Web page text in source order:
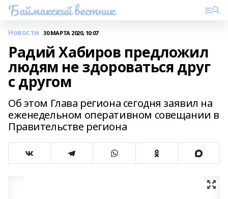
Баймакский вестник
Новости 30 МАРТА 2020, 10:07
Радий Хабиров предложил
людям не здороваться друг
с другом
Об этом Глава региона сегодня заявил на
еженедельном оперативном совещании в
Правительстве региона